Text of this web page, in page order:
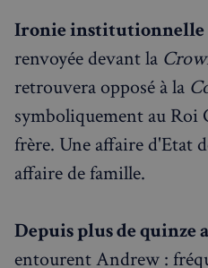
Ironie institutionnelle
renvoyée devant la
retrouvera opposé à la
symboliquement au Roi
frère. Une affaire d'Etat
affaire de famille.
Depuis plus de quinze
entourent Andrew :